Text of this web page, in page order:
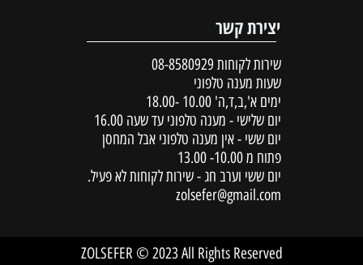
יצירת קשר
שירות לקוחות 08-8580929
שעות מענה טלפוני
ימים א',ב,ד,ה' 10.00 -18.00
יום שלישי - מענה טלפוני עד שעה 16.00
יום ששי - אין מענה טלפוני אבל המחסן
פתוח מ 10.00- 13.00
יום ששי וערב חג - שירות לקוחות לא פעיל.
zolsefer@gmail.com
ZOLSEFER © 2023 All Rights Reserved